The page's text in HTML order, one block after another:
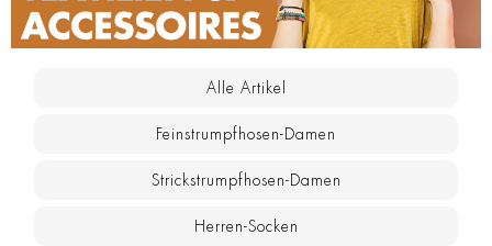
Alle Artikel
Feinstrumpfhosen-Damen
Strickstrumpfhosen-Damen
Herren-Socken